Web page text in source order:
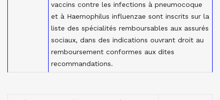
vaccins contre les infections à pneumocoque
et à Haemophilus influenzae sont inscrits sur la
liste des spécialités remboursables aux assurés
sociaux, dans des indications ouvrant droit au
remboursement conformes aux dites
recommandations.